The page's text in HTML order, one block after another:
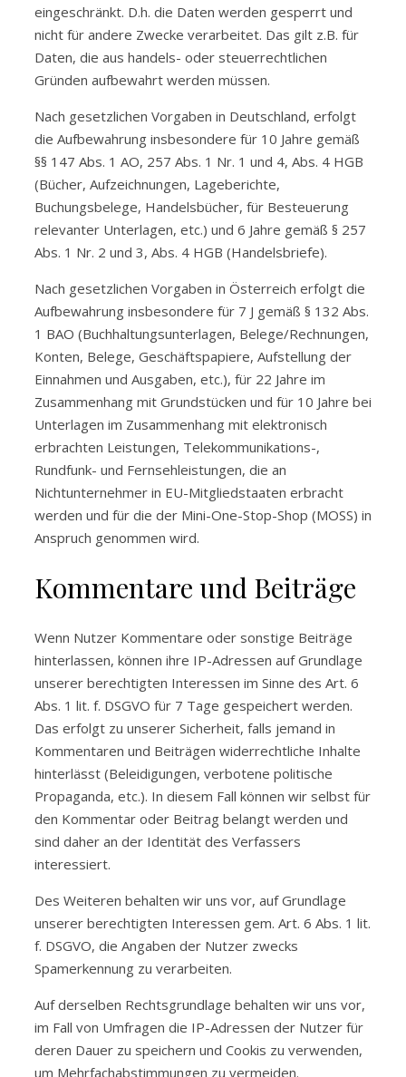
eingeschränkt. D.h. die Daten werden gesperrt und
nicht für andere Zwecke verarbeitet. Das gilt z.B. für
Daten, die aus handels- oder steuerrechtlichen
Gründen aufbewahrt werden müssen.
Nach gesetzlichen Vorgaben in Deutschland, erfolgt
die Aufbewahrung insbesondere für 10 Jahre gemäß
§§ 147 Abs. 1 AO, 257 Abs. 1 Nr. 1 und 4, Abs. 4 HGB
(Bücher, Aufzeichnungen, Lageberichte,
Buchungsbelege, Handelsbücher, für Besteuerung
relevanter Unterlagen, etc.) und 6 Jahre gemäß § 257
Abs. 1 Nr. 2 und 3, Abs. 4 HGB (Handelsbriefe).
Nach gesetzlichen Vorgaben in Österreich erfolgt die
Aufbewahrung insbesondere für 7 J gemäß § 132 Abs.
1 BAO (Buchhaltungsunterlagen, Belege/Rechnungen,
Konten, Belege, Geschäftspapiere, Aufstellung der
Einnahmen und Ausgaben, etc.), für 22 Jahre im
Zusammenhang mit Grundstücken und für 10 Jahre bei
Unterlagen im Zusammenhang mit elektronisch
erbrachten Leistungen, Telekommunikations-,
Rundfunk- und Fernsehleistungen, die an
Nichtunternehmer in EU-Mitgliedstaaten erbracht
werden und für die der Mini-One-Stop-Shop (MOSS) in
Anspruch genommen wird.
Kommentare und Beiträge
Wenn Nutzer Kommentare oder sonstige Beiträge
hinterlassen, können ihre IP-Adressen auf Grundlage
unserer berechtigten Interessen im Sinne des Art. 6
Abs. 1 lit. f. DSGVO für 7 Tage gespeichert werden.
Das erfolgt zu unserer Sicherheit, falls jemand in
Kommentaren und Beiträgen widerrechtliche Inhalte
hinterlässt (Beleidigungen, verbotene politische
Propaganda, etc.). In diesem Fall können wir selbst für
den Kommentar oder Beitrag belangt werden und
sind daher an der Identität des Verfassers
interessiert.
Des Weiteren behalten wir uns vor, auf Grundlage
unserer berechtigten Interessen gem. Art. 6 Abs. 1 lit.
f. DSGVO, die Angaben der Nutzer zwecks
Spamerkennung zu verarbeiten.
Auf derselben Rechtsgrundlage behalten wir uns vor,
im Fall von Umfragen die IP-Adressen der Nutzer für
deren Dauer zu speichern und Cookis zu verwenden,
um Mehrfachabstimmungen zu vermeiden.